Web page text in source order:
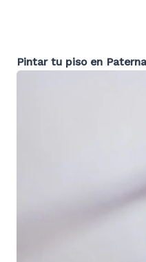
Pintar tu piso en Paterna